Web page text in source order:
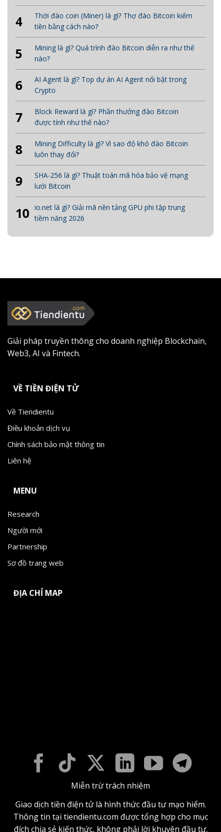
4
Thời đào coin (Miner) là gì? Thợ đào Bitcoin kiếm
tiền bằng cách nào?
5
Mining là gì? Quá trình đào Bitcoin diễn ra như thế
nào?
6
AI Agent là gì? Top dự án AI Agent nổi bật trong
Crypto
7
Block Reward là gì? Phần thưởng đào Bitcoin
được tính như thế nào?
8
Mining Difficulty là gì? Vì sao độ khó đào Bitcoin
luôn thay đổi?
9
SHA-256 là gì? Thuật toán mã hóa bảo vệ mạng
lưới Bitcoin
10 io.net là gì? Giải mã nền tảng GPU phi tập trung
tiềm năng 2026
Giải pháp truyền thông cho doanh nghiệp Blockchain,
Web3, AI và Fintech.
VỀ TIỀN ĐIỆN TỬ
Về Tiendientu
Điều khoản dịch vụ
Chính sách bảo mật thông tin
Liên hệ
MENU
Research
Người mới
Partnership
Sơ đồ trang web
ĐỊA CHỈ MAP
Miễn trừ trách nhiệm
Giao dịch tiền điện tử là hình thức đầu tư mạo hiểm.
Thông tin tại tiendientu.com được tổng hợp cho mục
đích chia sẻ kiến thức, không phải lời khuyên đầu tư.